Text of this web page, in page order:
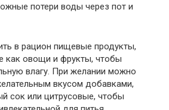
потери воды через пот и
в рацион пищевые продукты,
как овощи и фрукты, чтобы
влагу. При желании можно
вкусом добавками,
сок или цитрусовые, чтобы